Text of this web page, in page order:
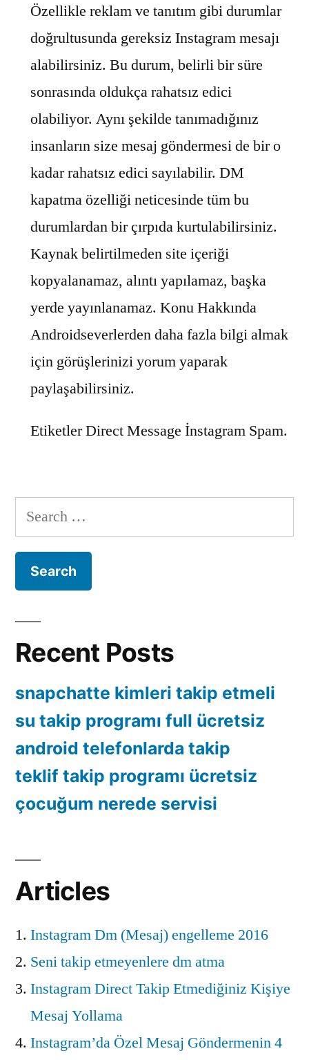
Özellikle reklam ve tanıtım gibi durumlar
doğrultusunda gereksiz Instagram mesajı
alabilirsiniz. Bu durum, belirli bir süre
sonrasında oldukça rahatsız edici
olabiliyor. Aynı şekilde tanımadığınız
insanların size mesaj göndermesi de bir o
kadar rahatsız edici sayılabilir. DM
kapatma özelliği neticesinde tüm bu
durumlardan bir çırpıda kurtulabilirsiniz.
Kaynak belirtilmeden site içeriği
kopyalanamaz, alıntı yapılamaz, başka
yerde yayınlanamaz. Konu Hakkında
Androidseverlerden daha fazla bilgi almak
için görüşlerinizi yorum yaparak
paylaşabilirsiniz.
Etiketler Direct Message İnstagram Spam.
Search
for:
Recent Posts
snapchatte kimleri takip etmeli
su takip programı full ücretsiz
android telefonlarda takip
teklif takip programı ücretsiz
çocuğum nerede servisi
Articles
Instagram Dm (Mesaj) engelleme 2016
Seni takip etmeyenlere dm atma
Instagram Direct Takip Etmediğiniz Kişiye
Mesaj Yollama
Instagram’da Özel Mesaj Göndermenin 4